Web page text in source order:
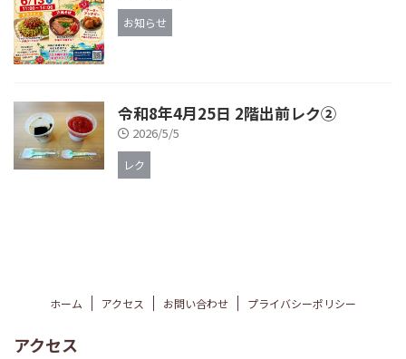
お知らせ
令和8年4月25日 2階出前レク②
2026/5/5
レク
ホーム アクセス お問い合わせ プライバシーポリシー
アクセス